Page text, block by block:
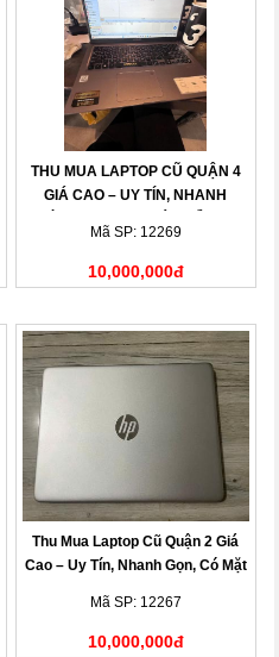
THU MUA LAPTOP CŨ QUẬN 4
GIÁ CAO – UY TÍN, NHANH
Mã SP: 12269
10,000,000đ
Thu Mua Laptop Cũ Quận 2 Giá
Cao – Uy Tín, Nhanh Gọn, Có Mặt
Mã SP: 12267
10,000,000đ